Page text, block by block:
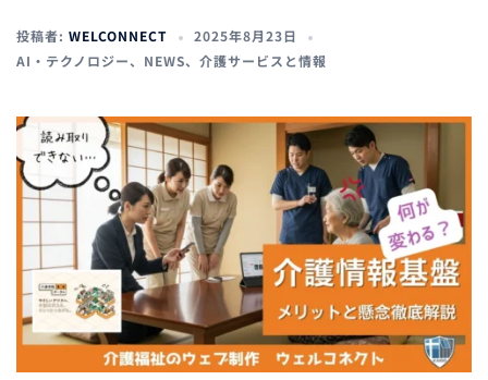
投稿者: WELCONNECT
2025年8月23日
AI・テクノロジー、 NEWS、 介護サービスと情報